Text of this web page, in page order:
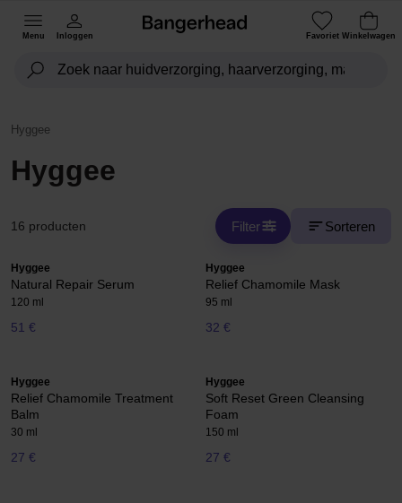
Menu Inloggen Favoriet Winkelwagen
Hyggee
Hyggee
16 producten Filter Sorteren
Hyggee
Natural Repair Serum
120 ml
51 €
Hyggee
Relief Chamomile Mask
95 ml
32 €
Hyggee
Relief Chamomile Treatment
Balm
30 ml
27 €
Hyggee
Soft Reset Green Cleansing
Foam
150 ml
27 €